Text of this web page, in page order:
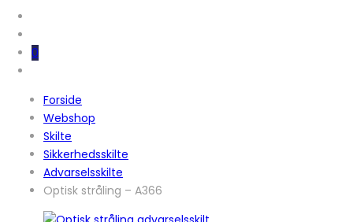
0
Forside
Webshop
Skilte
Sikkerhedsskilte
Advarselsskilte
Optisk stråling – A366